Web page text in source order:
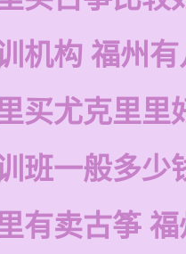
机构 福州
买尤克里里
班一般多少
有卖古筝